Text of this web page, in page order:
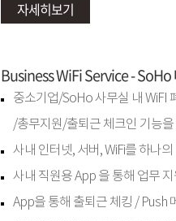
자세히보기
Business WiFi Service -
중소기업/SoHo 사무실 내 WiFI
/총무지원/출퇴근 체크인 기능
사내 인터넷, 서버, WiFi를 하나
사내 직원용 App 을 통해 업무
App을 통해 출퇴근 체킹 / Push